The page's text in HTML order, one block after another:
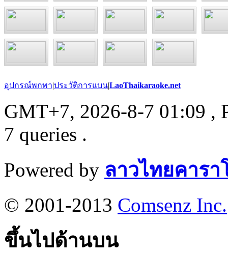
อุปกรณ์พกพา|ประวัติการแบน|LaoThaikaraoke.net
GMT+7, 2026-8-7 01:09 ,
7 queries .
Powered by ลาวไทยคารา
© 2001-2013 Comsenz Inc.
ขึ้นไปด้านบน